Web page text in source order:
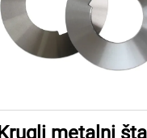
Krugli metalni